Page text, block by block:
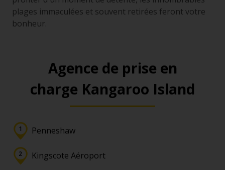
plages immaculées et souvent retirées feront votre
bonheur.
Agence de prise en
charge Kangaroo Island
Penneshaw
Kingscote Aéroport